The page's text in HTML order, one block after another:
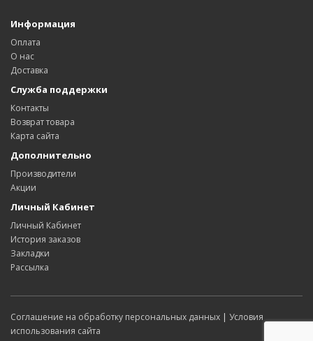
Информация
Оплата
О нас
Доставка
Служба поддержки
Контакты
Возврат товара
Карта сайта
Дополнительно
Производители
Акции
Личный Кабинет
Личный Кабинет
История заказов
Закладки
Рассылка
Соглашение на обработку персональных данных | Условия
использования сайта